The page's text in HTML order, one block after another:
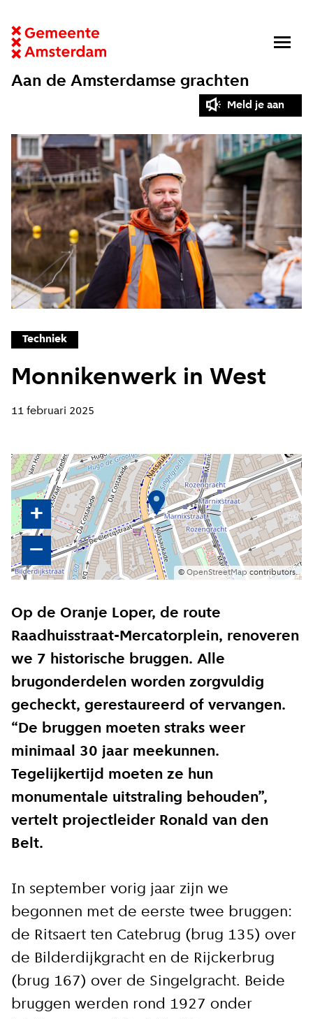
Aan de Amsterdamse grachten
Meld je aan
Monnikenwerk in West
Techniek
11 februari 2025
+
–
© OpenStreetMap contributors.
Op de Oranje Loper, de route
Raadhuisstraat-Mercatorplein, renoveren
we 7 historische bruggen. Alle
brugonderdelen worden zorgvuldig
gecheckt, gerestaureerd of vervangen.
“De bruggen moeten straks weer
minimaal 30 jaar meekunnen.
Tegelijkertijd moeten ze hun
monumentale uitstraling behouden”,
vertelt projectleider Ronald van den
Belt.
In september vorig jaar zijn we
begonnen met de eerste twee bruggen:
de Ritsaert ten Catebrug (brug 135) over
de Bilderdijkgracht en de Rijckerbrug
(brug 167) over de Singelgracht. Beide
bruggen werden rond 1927 onder